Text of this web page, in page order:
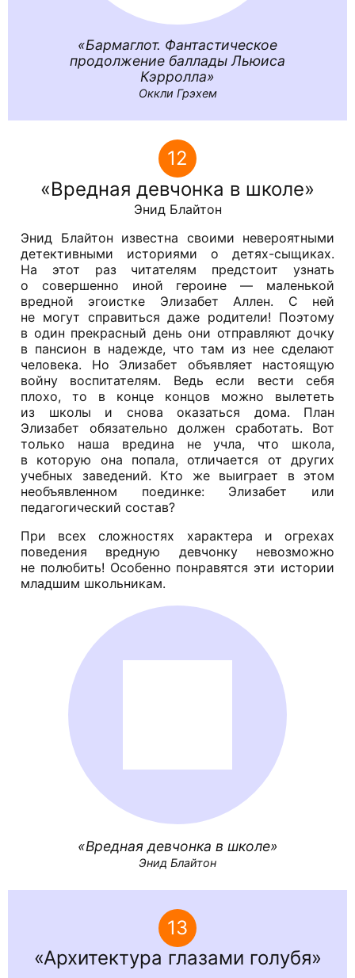
Бармаглот. Фантастическое
продолжение баллады Льюиса
Кэрролла
Оккли Грэхем
12
Вредная девчонка в школе
Энид Блайтон
Энид Блайтон известна своими невероятными
детективными историями о детях-сыщиках.
На этот раз читателям предстоит узнать
о совершенно иной героине — маленькой
вредной эгоистке Элизабет Аллен. С ней
не могут справиться даже родители! Поэтому
в один прекрасный день они отправляют дочку
в пансион в надежде, что там из нее сделают
человека. Но Элизабет объявляет настоящую
войну воспитателям. Ведь если вести себя
плохо, то в конце концов можно вылететь
из школы и снова оказаться дома. План
Элизабет обязательно должен сработать. Вот
только наша вредина не учла, что школа,
в которую она попала, отличается от других
учебных заведений. Кто же выиграет в этом
необъявленном поединке: Элизабет или
педагогический состав?
При всех сложностях характера и огрехах
поведения вредную девчонку невозможно
не полюбить! Особенно понравятся эти истории
младшим школьникам.
Вредная девчонка в школе
Энид Блайтон
13
Архитектура глазами голубя